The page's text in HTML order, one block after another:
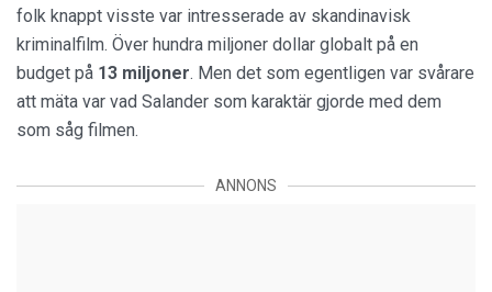
folk knappt visste var intresserade av skandinavisk
kriminalfilm. Över hundra miljoner dollar globalt på en
budget på 13 miljoner. Men det som egentligen var svårare
att mäta var vad Salander som karaktär gjorde med dem
som såg filmen.
ANNONS